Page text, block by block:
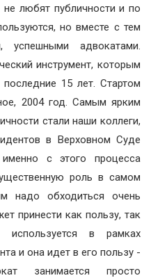
любят публичности и по
но вместе с тем
успешными адвокатами.
инструмент, которым
15 лет. Стартом
2004 год. Самым ярким
стали наши коллеги,
в Верховном Суде
с этого процесса
роль в самом
надо обходиться очень
принести как пользу, так
в рамках
и она идет в его пользу -
занимается просто